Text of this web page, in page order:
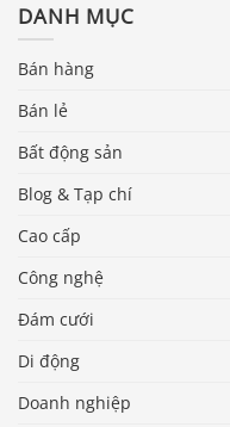
DANH MỤC
Bán hàng
Bán lẻ
Bất động sản
Blog & Tạp chí
Cao cấp
Công nghệ
Đám cưới
Di động
Doanh nghiệp